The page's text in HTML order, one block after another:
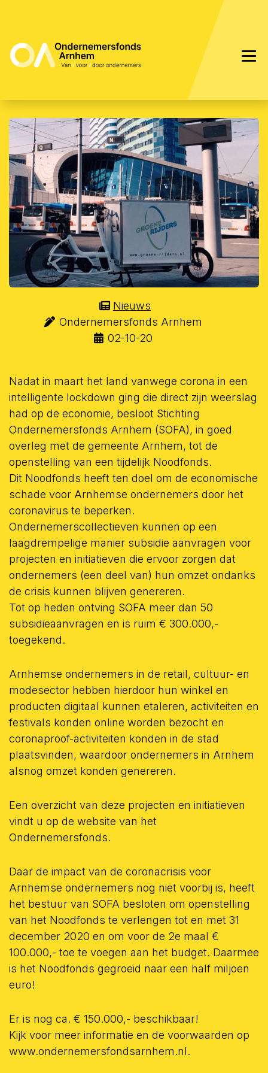
Nieuws
Ondernemersfonds Arnhem
02-10-20
Nadat in maart het land vanwege corona in een
intelligente lockdown ging die direct zijn weerslag
had op de economie, besloot Stichting
Ondernemersfonds Arnhem (SOFA), in goed
overleg met de gemeente Arnhem, tot de
openstelling van een tijdelijk Noodfonds.
Dit Noodfonds heeft ten doel om de economische
schade voor Arnhemse ondernemers door het
coronavirus te beperken.
Ondernemerscollectieven kunnen op een
laagdrempelige manier subsidie aanvragen voor
projecten en initiatieven die ervoor zorgen dat
ondernemers (een deel van) hun omzet ondanks
de crisis kunnen blijven genereren.
Tot op heden ontving SOFA meer dan 50
subsidieaanvragen en is ruim € 300.000,-
toegekend.
Arnhemse ondernemers in de retail, cultuur- en
modesector hebben hierdoor hun winkel en
producten digitaal kunnen etaleren, activiteiten en
festivals konden online worden bezocht en
coronaproof-activiteiten konden in de stad
plaatsvinden, waardoor ondernemers in Arnhem
alsnog omzet konden genereren.
Een overzicht van deze projecten en initiatieven
vindt u op de website van het
Ondernemersfonds.
Daar de impact van de coronacrisis voor
Arnhemse ondernemers nog niet voorbij is, heeft
het bestuur van SOFA besloten om openstelling
van het Noodfonds te verlengen tot en met 31
december 2020 en om voor de 2e maal €
100.000,- toe te voegen aan het budget. Daarmee
is het Noodfonds gegroeid naar een half miljoen
euro!
Er is nog ca. € 150.000,- beschikbaar!
Kijk voor meer informatie en de voorwaarden op
www.ondernemersfondsarnhem.nl.